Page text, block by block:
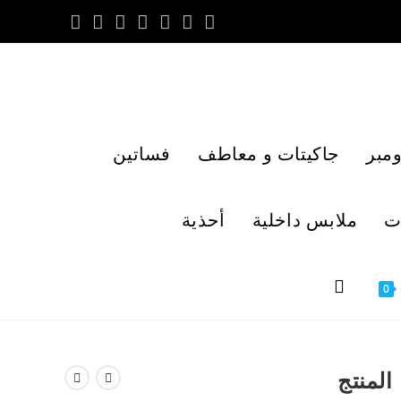
جاكيتات و معاطف فساتين
ملابس داخلية أحذية
0
المنتج